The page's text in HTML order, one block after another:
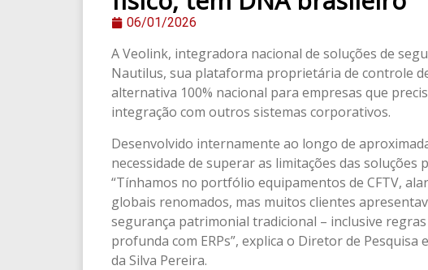
06/01/2026
A Veolink, integradora nacional de soluções de
Nautilus, sua plataforma proprietária de controle
alternativa 100% nacional para empresas que
integração com outros sistemas corporativos.
Desenvolvido internamente ao longo de
necessidade de superar as limitações das soluções
“Tínhamos no portfólio equipamentos de CFTV,
globais renomados, mas muitos clientes
segurança patrimonial tradicional – inclusive
profunda com ERPs”, explica o Diretor de
da Silva Pereira.